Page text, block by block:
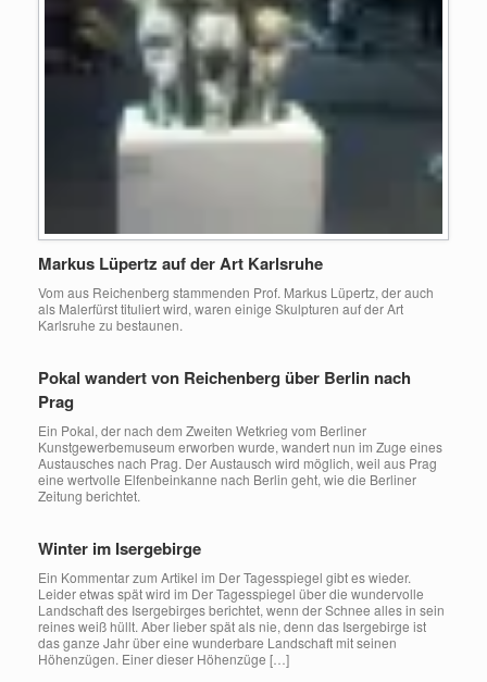
Markus Lüpertz auf der Art Karlsruhe
Vom aus Reichenberg stammenden Prof. Markus Lüpertz, der auch
als Malerfürst tituliert wird, waren einige Skulpturen auf der Art
Karlsruhe zu bestaunen.
Pokal wandert von Reichenberg über Berlin nach
Prag
Ein Pokal, der nach dem Zweiten Wetkrieg vom Berliner
Kunstgewerbemuseum erworben wurde, wandert nun im Zuge eines
Austausches nach Prag. Der Austausch wird möglich, weil aus Prag
eine wertvolle Elfenbeinkanne nach Berlin geht, wie die Berliner
Zeitung berichtet.
Winter im Isergebirge
Ein Kommentar zum Artikel im Der Tagesspiegel gibt es wieder.
Leider etwas spät wird im Der Tagesspiegel über die wundervolle
Landschaft des Isergebirges berichtet, wenn der Schnee alles in sein
reines weiß hüllt. Aber lieber spät als nie, denn das Isergebirge ist
das ganze Jahr über eine wunderbare Landschaft mit seinen
Höhenzügen. Einer dieser Höhenzüge […]